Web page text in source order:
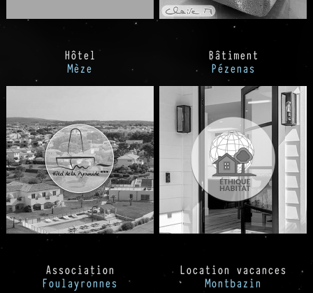
Hôtel
Mèze
Bâtiment
Pézenas
Association
Foulayronnes
Location vacances
Montbazin